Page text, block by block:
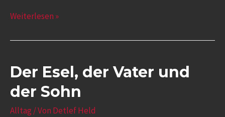
Weiterlesen »
Der Esel, der Vater und
der Sohn
Alltag / Von Detlef Held